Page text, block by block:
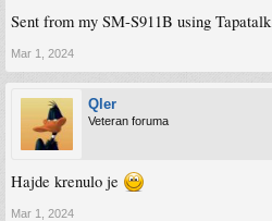
Sent from my SM-S911B using Tapatalk
Mar 1, 2024
Qler
Veteran foruma
Hajde krenulo je
Mar 1, 2024